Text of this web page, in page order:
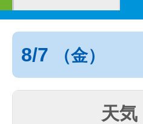
8/7 （金）
天気